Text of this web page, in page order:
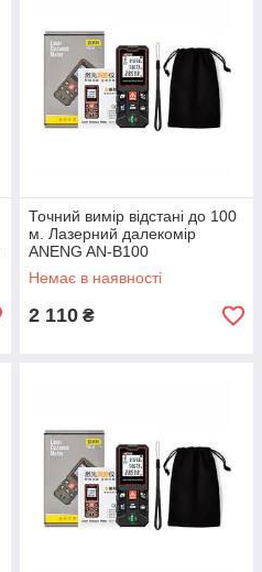
Точний вимір відстані до 100
м. Лазерний далекомір
ANENG AN-B100
Немає в наявності
2 110 ₴